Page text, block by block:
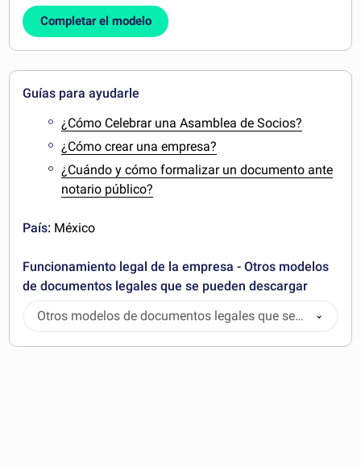
Completar el modelo
Guías para ayudarle
¿Cómo Celebrar una Asamblea de Socios?
¿Cómo crear una empresa?
¿Cuándo y cómo formalizar un documento ante
notario público?
País: México
Funcionamiento legal de la empresa - Otros modelos
de documentos legales que se pueden descargar
Otros modelos de documentos legales que se
pueden descargar